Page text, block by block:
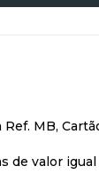
MB,
de valor